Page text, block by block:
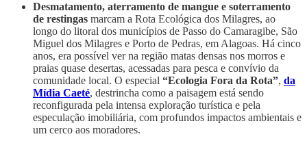
Desmatamento, aterramento de mangue e soterramento
de restingas marcam a Rota Ecológica dos Milagres, ao
longo do litoral dos municípios de Passo do Camaragibe, São
Miguel dos Milagres e Porto de Pedras, em Alagoas. Há cinco
anos, era possível ver na região matas densas nos morros e
praias quase desertas, acessadas para pesca e convívio da
comunidade local. O especial “Ecologia Fora da Rota”, da
Mídia Caeté, destrincha como a paisagem está sendo
reconfigurada pela intensa exploração turística e pela
especulação imobiliária, com profundos impactos ambientais e
um cerco aos moradores.